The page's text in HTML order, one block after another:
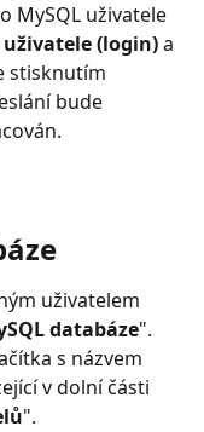
MySQL uživatele
(login) a
stisknutím
bude
uživatelem
databáze".
s názvem
v dolní části
".